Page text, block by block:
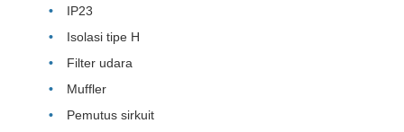
IP23
Isolasi tipe H
Filter udara
Muffler
Pemutus sirkuit